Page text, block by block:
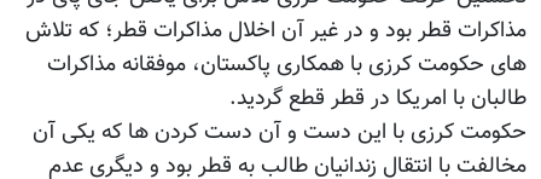
مذاکرات قطر بود و در غیر آن اخلال مذاکرات قطر؛ که تلاش
های حکومت کرزی با همکاری پاکستان، موفقانه مذاکرات
طالبان با امریکا در قطر قطع گردید.
حکومت کرزی با این دست و آن دست کردن ها که یکی آن
مخالفت با انتقال زندانیان طالب به قطر بود و دیگری عدم